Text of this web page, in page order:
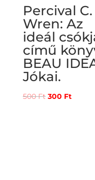
Percival C.
Wren: Az
ideál
című
BEAU
Jókai.
500Ft Original
300 FtCurrent